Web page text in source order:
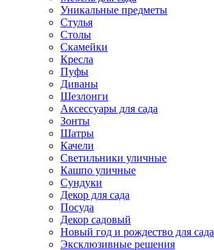
Уникальные предметы
Стулья
Столы
Скамейки
Кресла
Пуфы
Диваны
Шезлонги
Аксессуары для сада
Зонты
Шатры
Качели
Cветильники уличные
Кашпо уличные
Сундуки
Декор для сада
Посуда
Декор садовый
Новый год и рождество для сада
Эксклюзивные решения